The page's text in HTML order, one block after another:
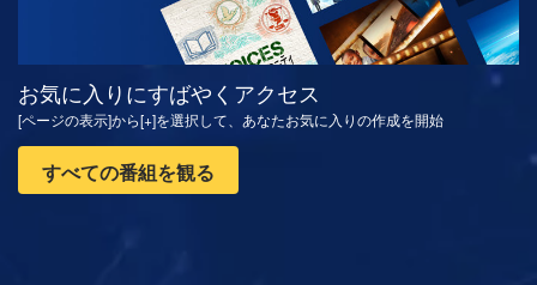
お気に入りにすばやくアクセス
[ページの表示]から[+]を選択して、あなたお気に入りの作成を開始
すべての番組を観る